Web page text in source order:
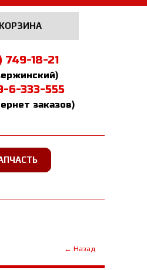
КОРЗИНА
749-18-21
6-333-555
заказов)
← Назад